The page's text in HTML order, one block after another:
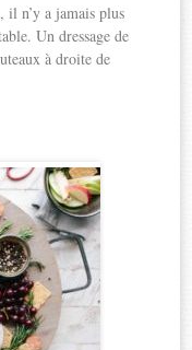
il n’y a jamais plus
Un dressage de
à droite de